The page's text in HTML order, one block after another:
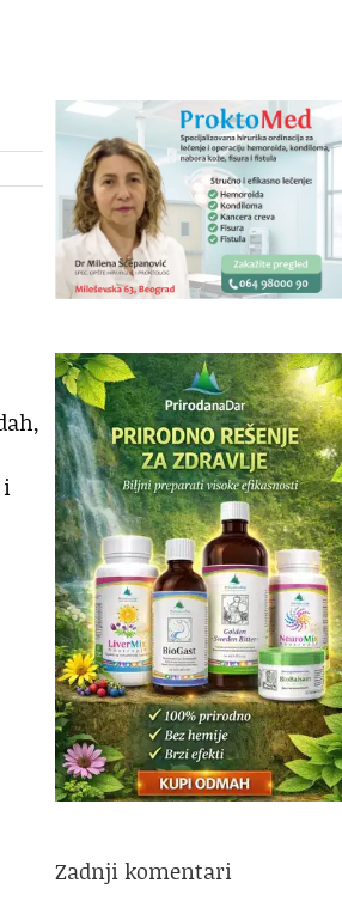
i
Zadnji komentari